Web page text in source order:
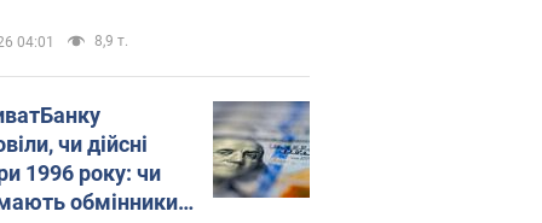
04:01 8,9 т.
чи дійсні
1996 року: чи
обмінники